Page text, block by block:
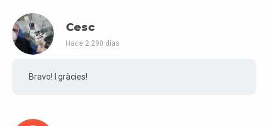
Cesc
Hace 2.290 días
Bravo! I gràcies!